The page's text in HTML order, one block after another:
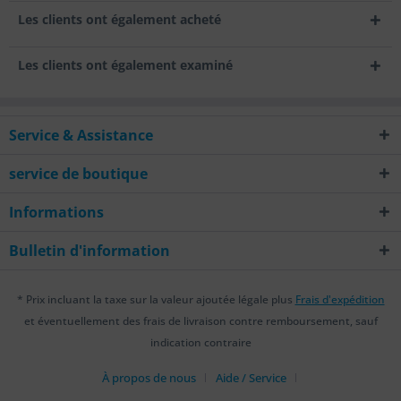
Les clients ont également acheté
Les clients ont également examiné
Service & Assistance
service de boutique
Informations
Bulletin d'information
* Prix incluant la taxe sur la valeur ajoutée légale plus Frais d'expédition
et éventuellement des frais de livraison contre remboursement, sauf
indication contraire
À propos de nous
Aide / Service